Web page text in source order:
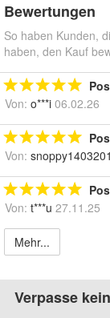
Bewertungen
So haben Kunden,
haben, den Kauf
Von: o***i 06.02.26
Von:
Von: t***u 27.11.25
Mehr...
Verpasse